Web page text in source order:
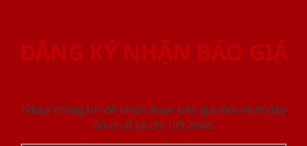
ĐĂNG KÝ NHẬN BÁO GIÁ
Nhập thông tin để nhận được báo giá mới nhât đầy
đủ nhất và chi tiết nhất.